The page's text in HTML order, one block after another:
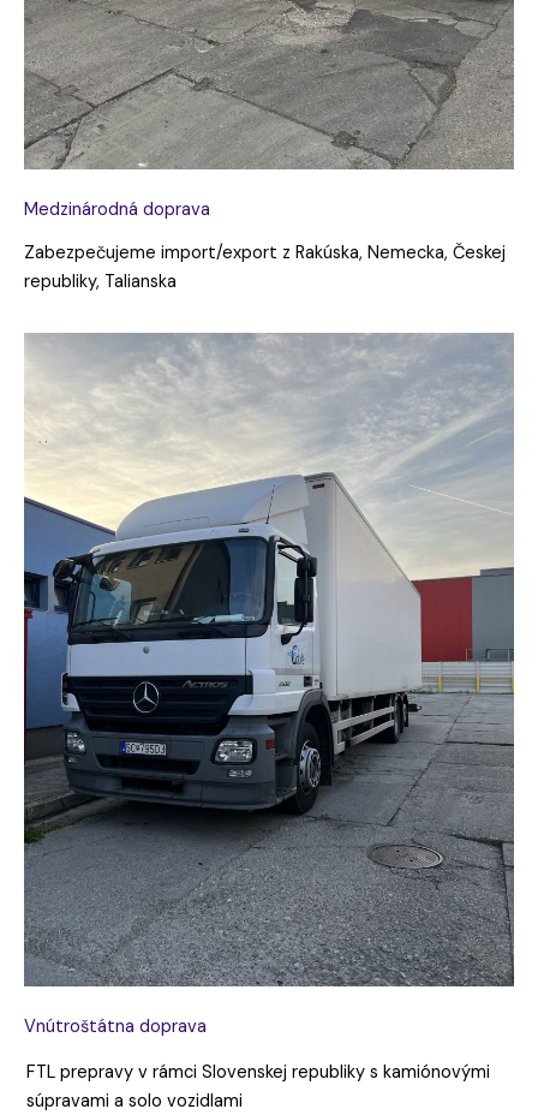
Medzinárodná doprava
Zabezpečujeme import/export z Rakúska, Nemecka, Českej
republiky, Talianska
Vnútroštátna doprava
FTL prepravy v rámci Slovenskej republiky s kamiónovými
súpravami a solo vozidlami